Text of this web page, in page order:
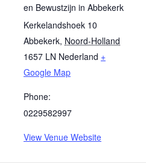
en Bewustzijn in Abbekerk
Kerkelandshoek 10
Abbekerk, Noord-Holland
1657 LN Nederland +
Google Map
Phone:
0229582997
View Venue Website